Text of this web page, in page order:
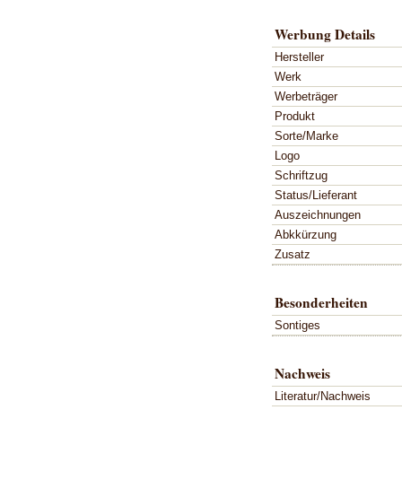
Werbung Details
Hersteller
Werk
Werbeträger
Produkt
Sorte/Marke
Logo
Schriftzug
Status/Lieferant
Auszeichnungen
Abkkürzung
Zusatz
Besonderheiten
Sontiges
Nachweis
Literatur/Nachweis